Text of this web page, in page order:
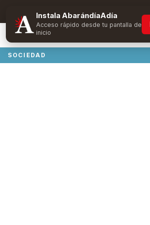
Suscríbete y obtén ventajas
SOCIEDAD
Instala AbarándíaAdía
Acceso rápido desde tu pantalla de
inicio